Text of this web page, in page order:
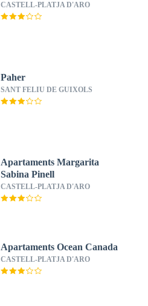
CASTELL-PLATJA D'ARO
Paher
SANT FELIU DE GUIXOLS
Apartaments Margarita
Sabina Pinell
CASTELL-PLATJA D'ARO
Apartaments Ocean Canada
CASTELL-PLATJA D'ARO